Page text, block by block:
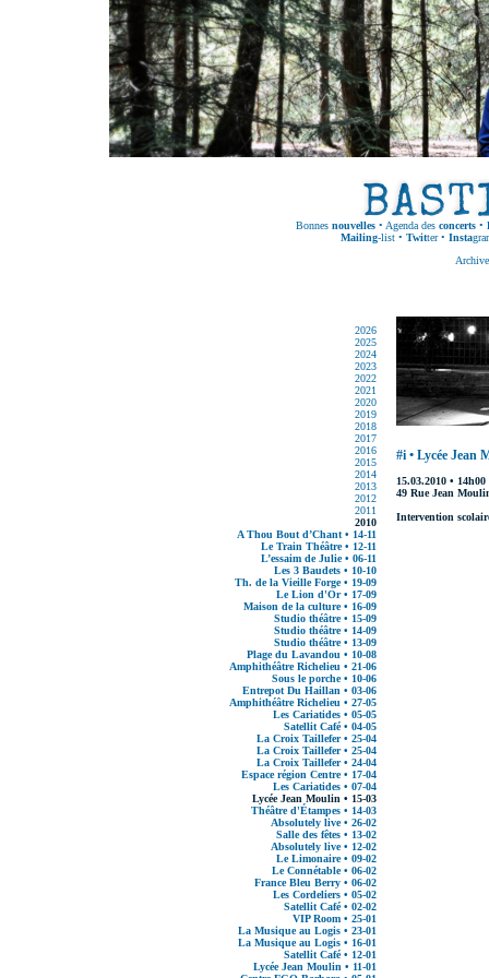
Bonnes nouvelles • Agenda des concerts •
Mailing-list• Twitter• Insta
2026
2025
2024
2023
2022
2021
2020
2019
2018
2017
2016
2015
2014
2013
2012
2011
2010
A Thou Bout d’Chant • 14-11
Le Train Théâtre • 12-11
L’essaim de Julie • 06-11
Les 3 Baudets • 10-10
Th. de la Vieille Forge • 19-09
Le Lion d'Or • 17-09
Maison de la culture • 16-09
Studio théâtre • 15-09
Studio théâtre • 14-09
Studio théâtre • 13-09
Plage du Lavandou • 10-08
Amphithéâtre Richelieu • 21-06
Sous le porche • 10-06
Entrepot Du Haillan • 03-06
Amphithéâtre Richelieu • 27-05
Les Cariatides • 05-05
Satellit Café • 04-05
La Croix Taillefer • 25-04
La Croix Taillefer • 25-04
La Croix Taillefer • 24-04
Espace région Centre • 17-04
Les Cariatides • 07-04
Lycée Jean Moulin • 15-03
Théâtre d'Étampes • 14-03
Absolutely live • 26-02
Salle des fêtes • 13-02
Absolutely live • 12-02
Le Limonaire • 09-02
Le Connétable • 06-02
France Bleu Berry • 06-02
Les Cordeliers • 05-02
Satellit Café • 02-02
VIP Room • 25-01
La Musique au Logis • 23-01
La Musique au Logis • 16-01
Satellit Café • 12-01
Lycée Jean Moulin • 11-01
#i • Lycée Jean
15.03.2010 • 14h00
49 Rue Jean
Intervention